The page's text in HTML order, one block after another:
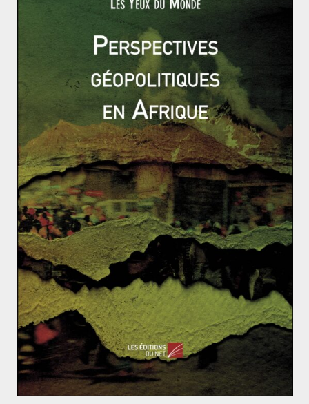
légitime de ces fonds. Ce volet économique, présenté
comme un moyen de « stabiliser durablement la région
», reflète surtoutla volonté de Trump de transformer la
sortie de guerre en opportunité stratégique et
commerciale
. Le choix du négociateur américain auprès
du gouvernement russe, Steve Witkoff, promoteur
immobilier, illustre également cet aspect.
Néanmoins, les Européens ne semblent pas trouver un
accord entre eux sur la marche à suivre. Par exemple,
la Hongrie et la Slovaquie pressent l’Union européenne
de soutenir le plan de paix américain. Pour V. Orban,
Premier ministre de la Hongrie, « le plan contient des
éléments essentiels pour l’avenir de la sécurité en
Europe ». D’autres pays encore, tels que l’Italie,
s’inscrivent dans une démarche plus nuancée. Ils
rappellent leur soutien à l’Ukraine sans pour autant
critiquer ce nouveau projet.
Conclusion
En somme, le plan Trump dessine davantage un
compromis géopolitique qu’un véritable cadre de paix